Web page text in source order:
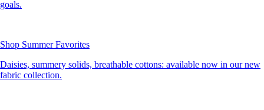
goals.
Shop Summer Favorites
Daisies, summery solids, breathable cottons: available now in our new
fabric collection.